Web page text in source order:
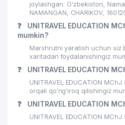
joylashgan: O'zbekiston,
NAMANGAN, CHARIKOV,
❓
UNITRAVEL EDUCATION
mumkin?
Marshrutni yaratish uchun siz
xaritadan foydalanishingiz
❓ UNITRAVEL EDUCATION
UNITRAVEL EDUCATION
orqali qo’ng’iroq qilishingiz
❓ UNITRAVEL EDUCATION
UNITRAVEL EDUCATION